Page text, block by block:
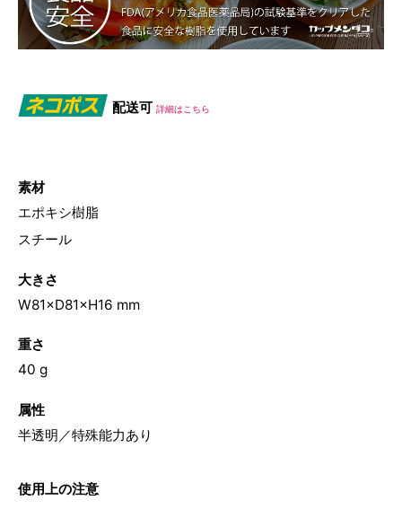
配送可 詳細はこちら
素材
エポキシ樹脂
スチール
大きさ
W81×D81×H16 mm
重さ
40 g
属性
半透明／特殊能力あり
使用上の注意